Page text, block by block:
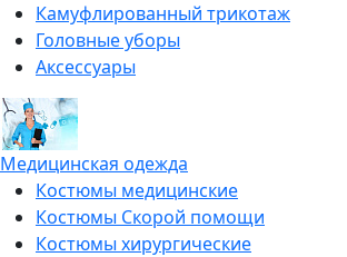
Камуфлированный трикотаж
Головные уборы
Аксессуары
Медицинская одежда
Костюмы медицинские
Костюмы Скорой помощи
Костюмы хирургические